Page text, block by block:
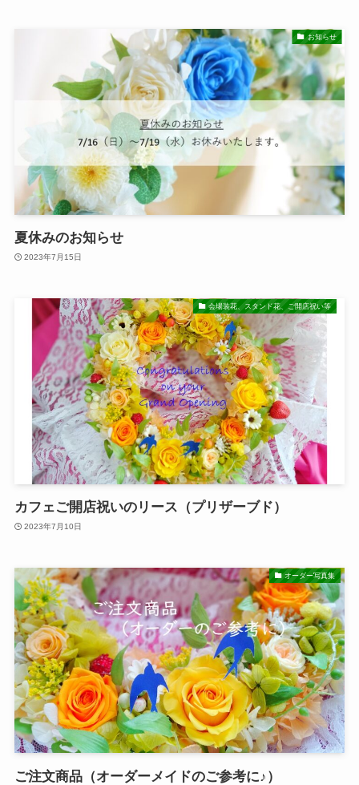
お知らせ
夏休みのお知らせ
2023年7月15日
会場装花、スタンド花、ご開店祝い等
カフェご開店祝いのリース（プリザーブド）
2023年7月10日
オーダー写真集
ご注文商品（オーダーメイドのご参考に♪）